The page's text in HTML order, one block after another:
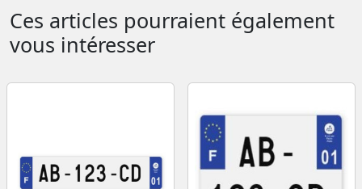
Ces articles pourraient également
vous intéresser